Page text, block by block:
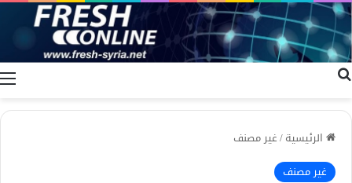
الرئيسية/غير مصنف
غير مصنف